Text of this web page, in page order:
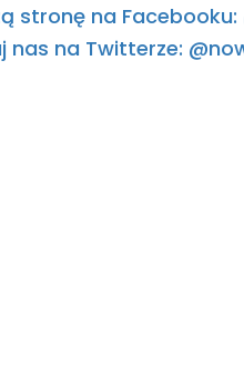
stronę na
nas na Twitterze: